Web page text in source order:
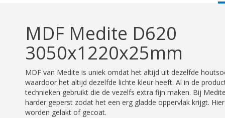
MDF Medite D620
3050x1220x25mm
MDF van Medite is uniek omdat het altijd uit dezelfde
waardoor het altijd dezelfde lichte kleur heeft. Al in de
technieken gebruikt die de vezelfs extra fijn maken. Bij
harder geperst zodat het een erg gladde oppervlak krijgt.
worden gelakt of gecoat.